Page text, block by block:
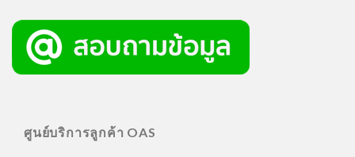
ศูนย์บริการลูกค้า OAS